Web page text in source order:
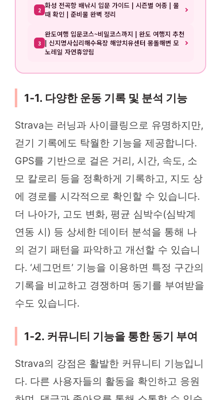
2 화성 전곡항 배낚시 입문 가이드 | 시즌별 어종 | 물
때 확인 | 준비물 완벽 정리
3
완도여행 입문코스~비밀코스까지 | 완도 여행지 추천
| 신지명사십리해수욕장 해양치유센터 몽돌해변 모
노레일 자연휴양림
1-1. 다양한 운동 기록 및 분석 기능
Strava는 러닝과 사이클링으로 유명하지만,
걷기 기록에도 탁월한 기능을 제공합니다.
GPS를 기반으로 걸은 거리, 시간, 속도, 소
모 칼로리 등을 정확하게 기록하고, 지도 상
에 경로를 시각적으로 확인할 수 있습니다.
더 나아가, 고도 변화, 평균 심박수(심박계
연동 시) 등 상세한 데이터 분석을 통해 나
의 걷기 패턴을 파악하고 개선할 수 있습니
다. ‘세그먼트’ 기능을 이용하면 특정 구간의
기록을 비교하고 경쟁하며 동기를 부여받을
수도 있습니다.
1-2. 커뮤니티 기능을 통한 동기 부여
Strava의 강점은 활발한 커뮤니티 기능입니
다. 다른 사용자들의 활동을 확인하고 응원